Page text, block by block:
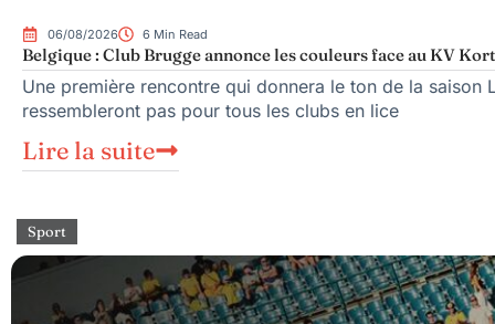
06/08/2026 6 Min Read
Belgique : Club Brugge annonce les couleurs face au KV
Une première rencontre qui donnera le ton de la saison
ressembleront pas pour tous les clubs en lice
Lire la suite
Sport